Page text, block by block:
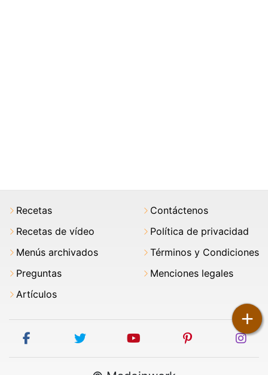
+
Recetas
Recetas de vídeo
Menús archivados
Preguntas
Artículos
Contáctenos
Política de privacidad
Términos y Condiciones
Menciones legales
facebook twitter youtube pinterest